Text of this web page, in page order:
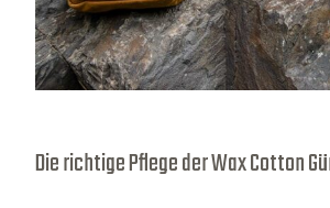
Die richtige Pflege der Wax Cotton